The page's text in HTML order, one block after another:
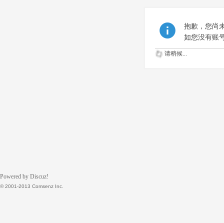
抱歉，您尚
如您没有账
请稍候...
Powered by Discuz!
© 2001-2013 Comsenz Inc.